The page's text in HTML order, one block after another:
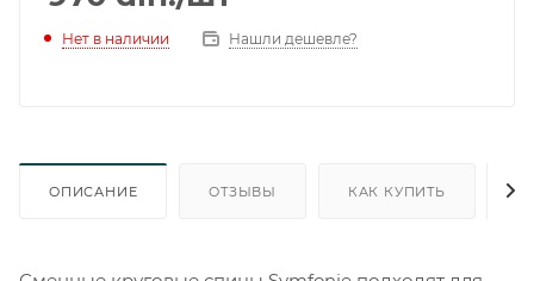
Нет в наличии Нашли дешевле?
ОПИСАНИЕ ОТЗЫВЫ КАК КУПИТЬ